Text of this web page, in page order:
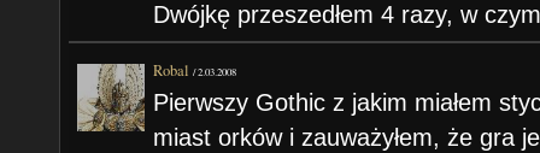
Dwójkę przeszedłem 4 razy, w
Robal /2.03.2008
Pierwszy Gothic z jakim miałem
miast orków i zauważyłem, że gra